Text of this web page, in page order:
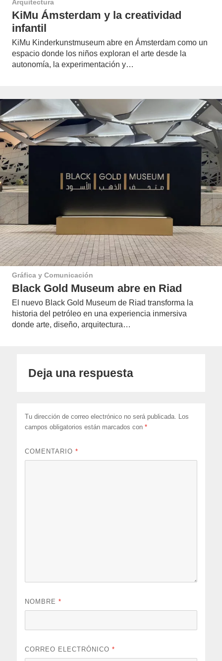
Arquitectura
KiMu Ámsterdam y la creatividad
infantil
KiMu Kinderkunstmuseum abre en Ámsterdam como un
espacio donde los niños exploran el arte desde la
autonomía, la experimentación y…
Gráfica y Comunicación
Black Gold Museum abre en Riad
El nuevo Black Gold Museum de Riad transforma la
historia del petróleo en una experiencia inmersiva
donde arte, diseño, arquitectura…
Deja una respuesta
Tu dirección de correo electrónico no será publicada.
Los
campos obligatorios están marcados con*
COMENTARIO*
NOMBRE*
CORREO ELECTRÓNICO*